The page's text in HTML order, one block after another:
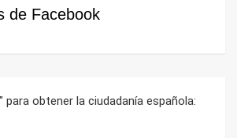
de Facebook
para obtener la ciudadanía española: